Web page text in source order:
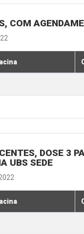
COM
DOSE 3
UBS SEDE